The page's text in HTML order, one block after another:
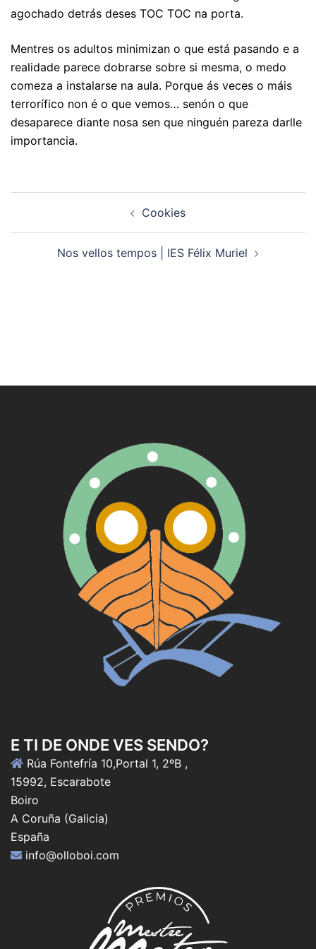
agochado detrás deses TOC TOC na porta.
Mentres os adultos minimizan o que está pasando e a
realidade parece dobrarse sobre si mesma, o medo
comeza a instalarse na aula. Porque ás veces o máis
terrorífico non é o que vemos… senón o que
desaparece diante nosa sen que ninguén pareza darlle
importancia.
Cookies
Nos vellos tempos | IES Félix Muriel
E TI DE ONDE VES SENDO?
Rúa Fontefría 10,Portal 1, 2ºB ,
15992, Escarabote
Boiro
A Coruña (Galicia)
España
info@olloboi.com